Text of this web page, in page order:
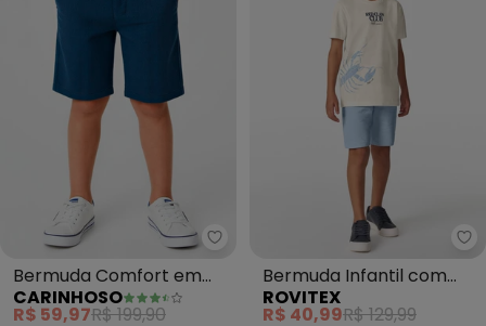
Carinhoso - Bermuda Comfort
Bermuda Comfort em
Tricoline Geométrico
CARINHOSO
R$ 59,97R$ 199,90
Bermuda Infantil com
Bolsos e Cadarço (Azul)
ROVITEX
R$ 40,99R$ 129,99